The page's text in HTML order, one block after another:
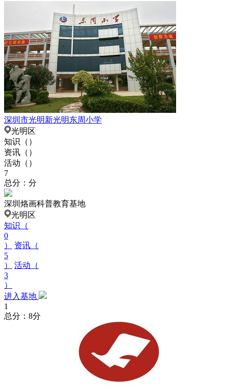
深圳市光明新光明东周小学
光明区
知识（ ）
资讯（ ）
活动（ ）
7
总分：分
深圳烙画科普教育基地
光明区
知识（
0
）
资讯（
5
）
活动（
3
）
进入基地
1
总分：8分